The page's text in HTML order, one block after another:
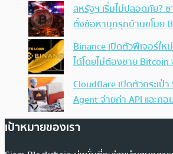
สหรัฐฯ เริ่มไม่ปลอดภัย?
ตั้งข้อหาบุกรุกบ้านขโมย
Binance เปิดตัวฟีเจอร์ใ
ได้โดยไม่ต้องขาย
Cloudflare เปิดตัวกระเป๋
Agent จ่ายค่า API และคอ
เป้าหมายของเรา